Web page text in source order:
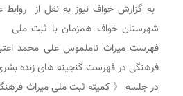
گزارش خواف نیوز به نقل از روابط
شهرستان خواف همزمان با ثبت ملی 《
فهرست میراث ناملموس علی محمد
فرهنگی در فهرست گنجینه های زنده
در جلسه 《 کمیته ثبت ملی میراث